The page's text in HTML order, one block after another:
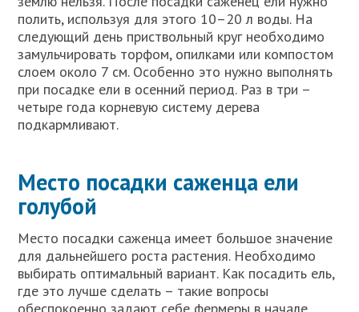
полить, используя для этого 10–20 л воды. На
следующий день приствольный круг необходимо
замульчировать торфом, опилками или компостом
слоем около 7 см. Особенно это нужно выполнять
при посадке ели в осенний период. Раз в три –
четыре года корневую систему дерева
подкармливают.
Место посадки саженца ели
голубой
Место посадки саженца имеет большое значение
для дальнейшего роста растения. Необходимо
выбирать оптимальный вариант. Как посадить ель,
где это лучше сделать – такие вопросы